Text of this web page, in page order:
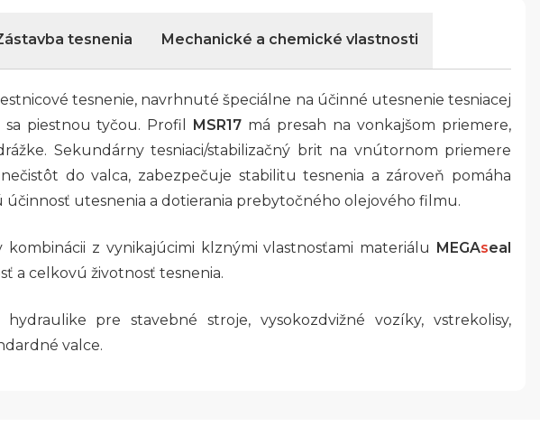
tesnenia Mechanické a chemické vlastnosti
tesnenie, navrhnuté špeciálne na účinné utesnenie tesniacej
piestnou tyčou. Profil
MSR17 má presah na vonkajšom priemere,
Sekundárny tesniaci/stabilizačný brit na vnútornom priemere
do valca, zabezpečuje stabilitu tesnenia a zároveň pomáha
účinnosť utesnenia a dotierania prebytočného olejového filmu.
kombinácii z vynikajúcimi klznými vlastnosťami materiálu MEGAseal
a celkovú životnosť tesnenia.
pre stavebné stroje, vysokozdvižné vozíky, vstrekolisy,
valce.